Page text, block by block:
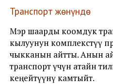
Транспорт жөнүндө
Мэр шаарды коомдук
кылуунун комплекстүү
чыкканын айтты. Анын
транспорт үчүн атайн
кеңейтүүнү камтыйт.